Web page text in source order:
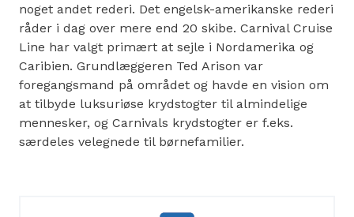
noget andet rederi. Det engelsk-amerikanske rederi
råder i dag over mere end 20 skibe. Carnival Cruise
Line har valgt primært at sejle i Nordamerika og
Caribien. Grundlæggeren Ted Arison var
foregangsmand på området og havde en vision om
at tilbyde luksuriøse krydstogter til almindelige
mennesker, og Carnivals krydstogter er f.eks.
særdeles velegnede til børnefamilier.